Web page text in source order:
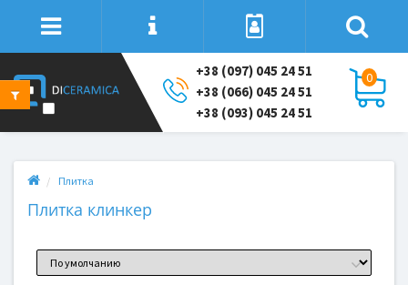
+38 (097) 045 24 51
+38 (066) 045 24 51
+38 (093) 045 24 51
0
Плитка
Плитка клинкер